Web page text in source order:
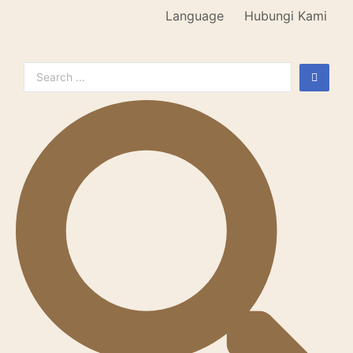
Language Hubungi Kami